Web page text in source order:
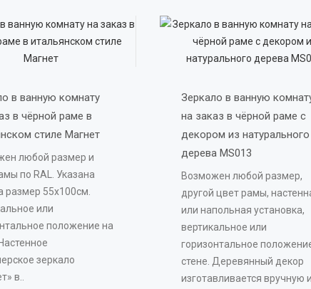
в ванную комнату
в чёрной раме в
стиле Магнет
любой размер и
по RAL. Указана
размер 55х100см.
или
положение на
зеркало
в..
Зеркало в ванную
на заказ в чёрной раме с
декором из натурального
дерева MS013
Возможен любой размер,
другой цвет рамы,
или напольная установка,
вертикальное или
горизонтальное
стене. Деревянный декор
изготавливается вручную